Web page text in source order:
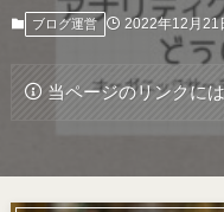
ブログ運営 2022年12月21
当ページのリンクに